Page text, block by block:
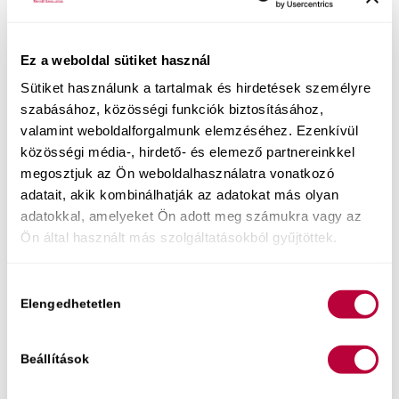
Ez a weboldal sütiket használ
Sütiket használunk a tartalmak és hirdetések személyre
szabásához, közösségi funkciók biztosításához,
valamint weboldalforgalmunk elemzéséhez. Ezenkívül
közösségi média-, hirdető- és elemező partnereinkkel
megosztjuk az Ön weboldalhasználatra vonatkozó
adatait, akik kombinálhatják az adatokat más olyan
adatokkal, amelyeket Ön adott meg számukra vagy az
Ön által használt más szolgáltatásokból gyűjtöttek.
kiválasztása
Elengedhetetlen
Beállítások
ha átfogóan megismeri, hogyan működik a női
test és a behatolásos szex lelki oldala, akkor mire
Dóri készen áll, hogy Ildikó G-pont érintő
gyakorlatait együtt csinálják, addigra igazi
megtartó partnerként tud majd jelen lenni a Dóri
hüvelyében megszülető gyönyörnél.
Végül ezt adtam még neki útravalóul:
– Az ágyban a biztonság érzése hozza meg az
megengedi a magasabb szintű gyönyör
Az, amit most Dórival mindketten a saját